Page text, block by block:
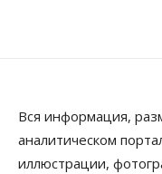
В
против нового
07 Августа 2026, 18:00
Вся информация,
аналитическом
иллюстрации,